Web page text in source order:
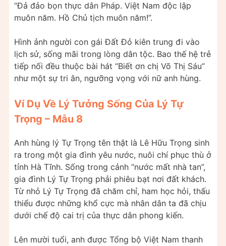
“Đả đảo bọn thực dân Pháp. Việt Nam độc lập
muôn năm. Hồ Chủ tịch muôn năm!”.
Hình ảnh người con gái Đất Đỏ kiên trung đi vào
lịch sử, sống mãi trong lòng dân tộc. Bao thế hệ trẻ
tiếp nối đều thuộc bài hát “Biết ơn chị Võ Thị Sáu”
như một sự tri ân, ngưỡng vọng với nữ anh hùng.
Ví Dụ Về Lý Tưởng Sống Của Lý Tự
Trọng – Mẫu 8
Anh hùng lý Tự Trọng tên thật là Lê Hữu Trọng sinh
ra trong một gia đình yêu nước, nuôi chí phục thù ở
tỉnh Hà Tĩnh. Sống trong cảnh “nước mất nhà tan”,
gia đình Lý Tự Trọng phải phiêu bạt nơi đất khách.
Từ nhỏ Lý Tự Trọng đã chăm chỉ, ham học hỏi, thấu
thiểu được những khổ cực mà nhân dân ta đã chịu
dưới chế độ cai trị của thực dân phong kiến.
Lên mười tuổi, anh được Tổng bộ Việt Nam thanh